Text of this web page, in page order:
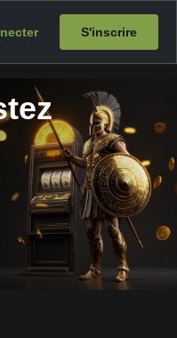
S'inscrire